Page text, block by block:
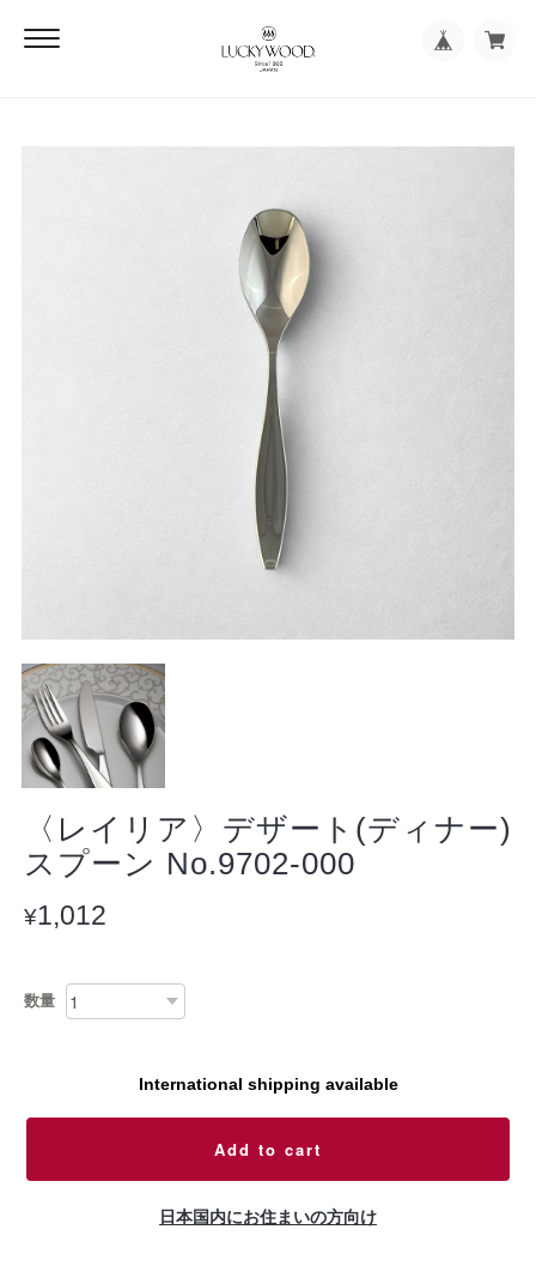
〈レイリア〉デザート(ディナー)
スプーン No.9702-000
¥1,012
数量
International shipping available
Add to cart
日本国内にお住まいの方向け